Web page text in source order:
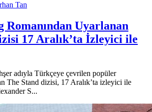
Tan
Romanından Uyarlanan
17 Aralık’ta İzleyici ile
adıyla Türkçeye çevrilen popüler
The Stand dizisi, 17 Aralık’ta izleyici ile
S...